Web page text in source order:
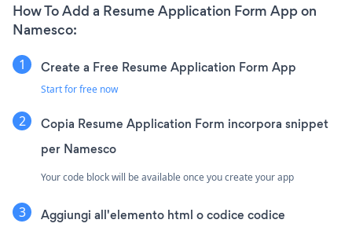
How To Add a Resume Application Form App on
Namesco:
Create a Free Resume Application Form App
Start for free now
Copia Resume Application Form incorpora snippet
per Namesco
Your code block will be available once you create your app
Aggiungi all'elemento html o codice codice